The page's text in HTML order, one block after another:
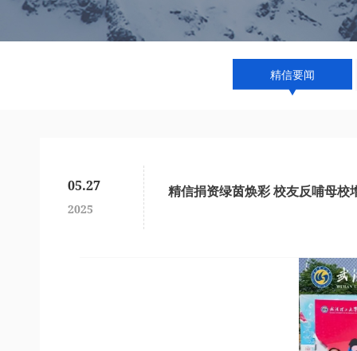
精信要闻
05.27
2025
精信捐资绿茵焕彩 校友反哺母